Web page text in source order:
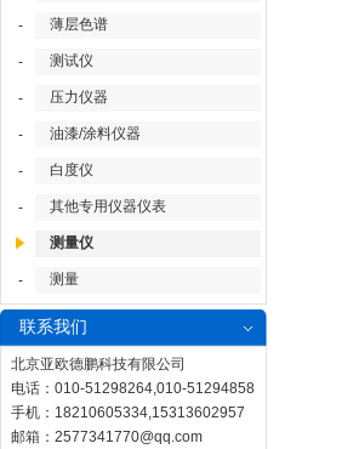
- 薄层色谱
- 测试仪
- 压力仪器
- 油漆/涂料仪器
- 白度仪
- 其他专用仪器仪表
测量仪
- 测量
联系我们
北京亚欧德鹏科技有限公司
电话：010-51298264,010-51294858
手机：18210605334,15313602957
邮箱： 2577341770@qq.com